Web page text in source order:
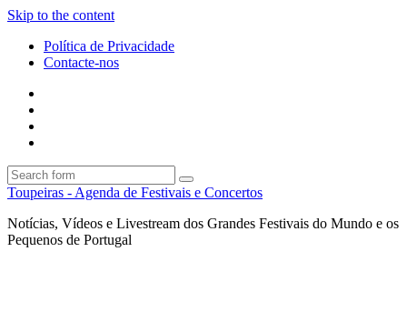
Skip to the content
Política de Privacidade
Contacte-nos
Search
Toupeiras - Agenda de Festivais e Concertos
Notícias, Vídeos e Livestream dos Grandes Festivais do Mundo e os
Pequenos de Portugal